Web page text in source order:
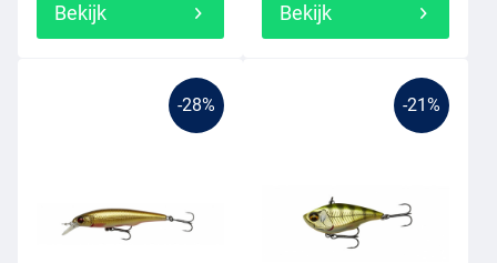
Bekijk Bekijk
-28% -21%